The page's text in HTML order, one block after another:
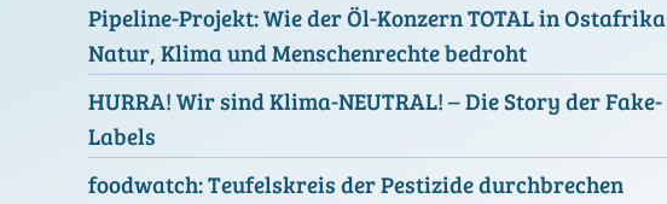
Pipeline-Projekt: Wie der Öl-Konzern TOTAL in Ostafrika
Natur, Klima und Menschenrechte bedroht
HURRA! Wir sind Klima-NEUTRAL! – Die Story der Fake-
Labels
foodwatch: Teufelskreis der Pestizide durchbrechen